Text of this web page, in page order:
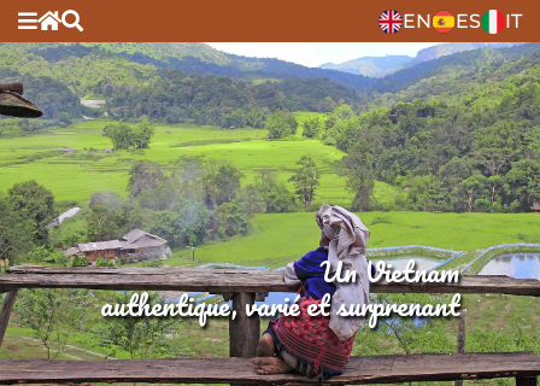
EN ES IT
Un Vietnam
authentique, varié et surprenant